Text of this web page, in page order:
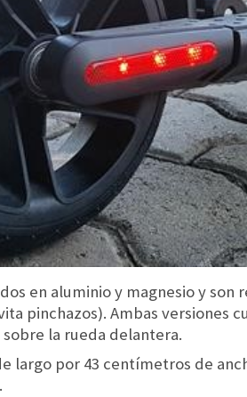
en aluminio y magnesio y son
pinchazos). Ambas
la rueda delantera.
largo por 43 centímetros de